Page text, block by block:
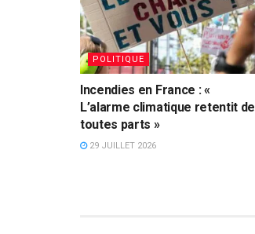
POLITIQUE
Incendies en France : «
L’alarme climatique retentit de
toutes parts »
29 JUILLET 2026